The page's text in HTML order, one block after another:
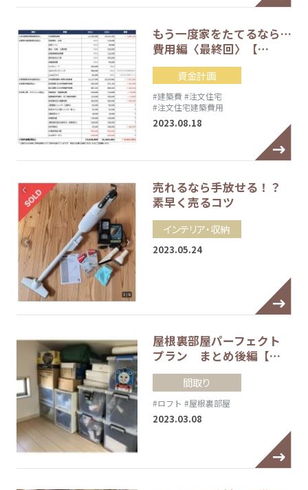
もう一度家をたてるなら…
費用編〈最終回〉【…
資金計画
#建築費 #注文住宅
#注文住宅建築費用
2023.08.18
売れるなら手放せる！？
素早く売るコツ
インテリア・収納
2023.05.24
屋根裏部屋パーフェクト
プラン まとめ後編【…
間取り
#ロフト #屋根裏部屋
2023.03.08